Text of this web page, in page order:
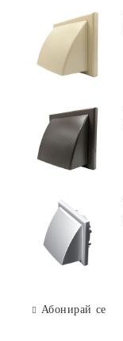
Абонирай се